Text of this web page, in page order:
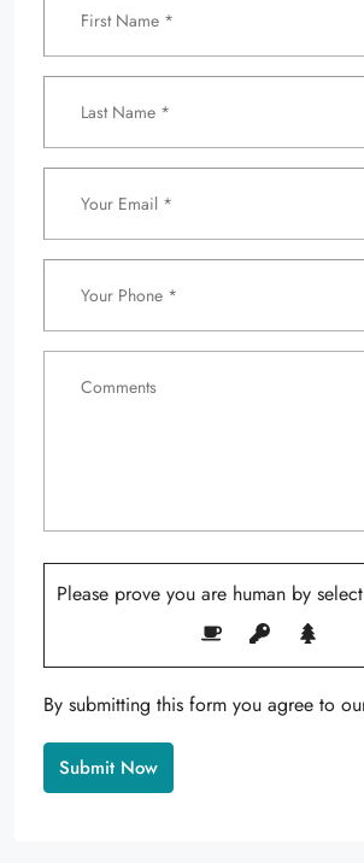
Please prove you are human by
By submitting this form you agree to